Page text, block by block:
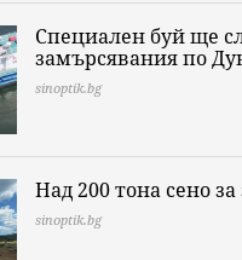
Специален буй ще
замърсявания по
sinoptik.bg
Над 200 тона сено
sinoptik.bg